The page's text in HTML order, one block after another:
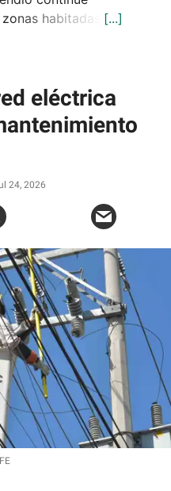
habitadas.
eléctrica
24, 2026